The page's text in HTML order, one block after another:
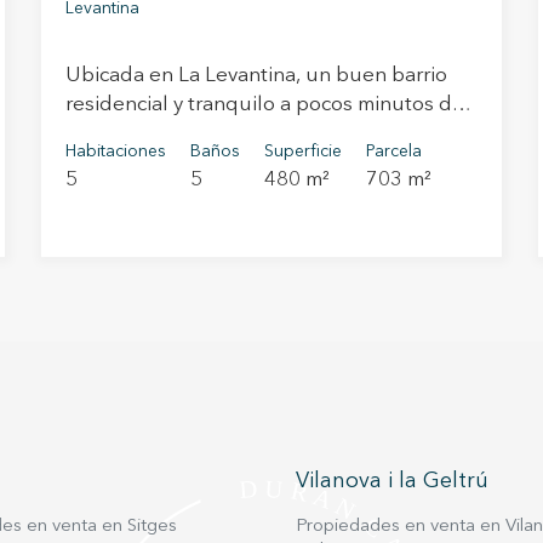
Levantina
Ubicada en La Levantina, un buen barrio
residencial y tranquilo a pocos minutos del
reciente construcción con vistas al mar
desde todas las estancias. El acceso desde
Habitaciones
5
Baños
5
Superficie
480 m²
Parcela
703 m²
en venta en Sitges
Vilanova i la Geltrú
Propiedades en venta en